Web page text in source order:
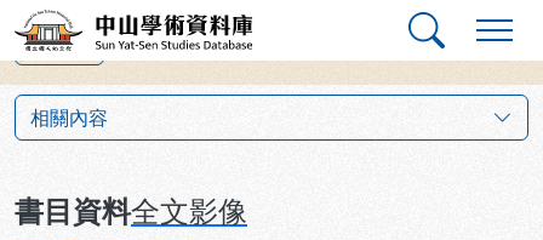
跳到主要內容
中山學術資料庫
上一筆
相關內容
書目資料全文影像